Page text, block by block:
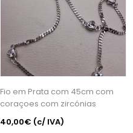
Fio em Prata com 45cm com
coraçoes com zircónias
40,00€ (c/ IVA)